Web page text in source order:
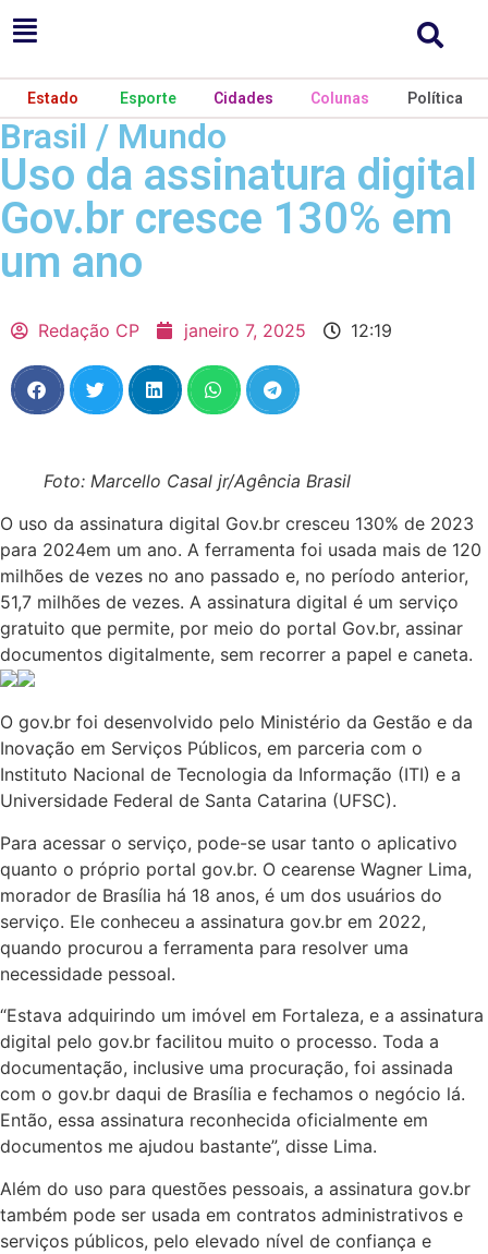
Estado Esporte Cidades Colunas Política
Brasil / Mundo
Uso da assinatura digital
Gov.br cresce 130% em
um ano
Redação CP janeiro 7, 2025 12:19
Foto: Marcello Casal jr/Agência Brasil
O uso da assinatura digital Gov.br cresceu 130% de 2023
para 2024em um ano. A ferramenta foi usada mais de 120
milhões de vezes no ano passado e, no período anterior,
51,7 milhões de vezes. A assinatura digital é um serviço
gratuito que permite, por meio do portal Gov.br, assinar
documentos digitalmente, sem recorrer a papel e caneta.
O gov.br foi desenvolvido pelo Ministério da Gestão e da
Inovação em Serviços Públicos, em parceria com o
Instituto Nacional de Tecnologia da Informação (ITI) e a
Universidade Federal de Santa Catarina (UFSC).
Para acessar o serviço, pode-se usar tanto o aplicativo
quanto o próprio portal gov.br. O cearense Wagner Lima,
morador de Brasília há 18 anos, é um dos usuários do
serviço. Ele conheceu a assinatura gov.br em 2022,
quando procurou a ferramenta para resolver uma
necessidade pessoal.
“Estava adquirindo um imóvel em Fortaleza, e a assinatura
digital pelo gov.br facilitou muito o processo. Toda a
documentação, inclusive uma procuração, foi assinada
com o gov.br daqui de Brasília e fechamos o negócio lá.
Então, essa assinatura reconhecida oficialmente em
documentos me ajudou bastante”, disse Lima.
Além do uso para questões pessoais, a assinatura gov.br
também pode ser usada em contratos administrativos e
serviços públicos, pelo elevado nível de confiança e